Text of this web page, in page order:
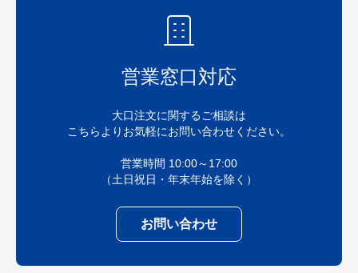
営業窓口対応
大口注文に関するご相談は
こちらよりお気軽にお問い合わせください。
営業時間 10:00～17:00
（土日祝日・年末年始を除く）
お問い合わせ